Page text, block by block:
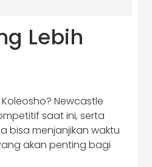
Lebih
Newcastle
saat ini, serta
bisa menjanjikan waktu
akan penting bagi